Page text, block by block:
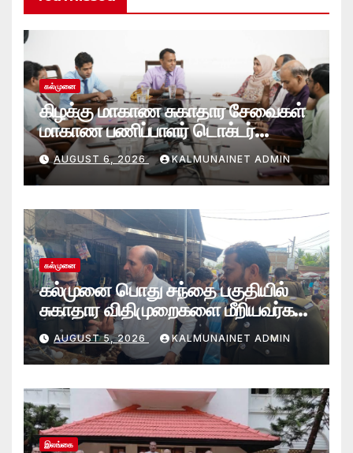
கல்முனை
கிழக்கு மாகாண சுகாதார சேவைகள்
மாகாண பணிப்பாளர் டொக்டர்
சரவணபவன் கல்முனை பிராந்திய
சுகாதார சேவைகள் பணிமனைக்கு
விஜயம்!
AUGUST 6, 2026 KALMUNAINET ADMIN
கல்முனை
கல்முனை பொது சந்தை பகுதியில்
சுகாதார விதிமுறைகளை மீறியவர்கள்
மீது சட்ட நடவடிக்கை!
AUGUST 5, 2026 KALMUNAINET ADMIN
இலங்கை